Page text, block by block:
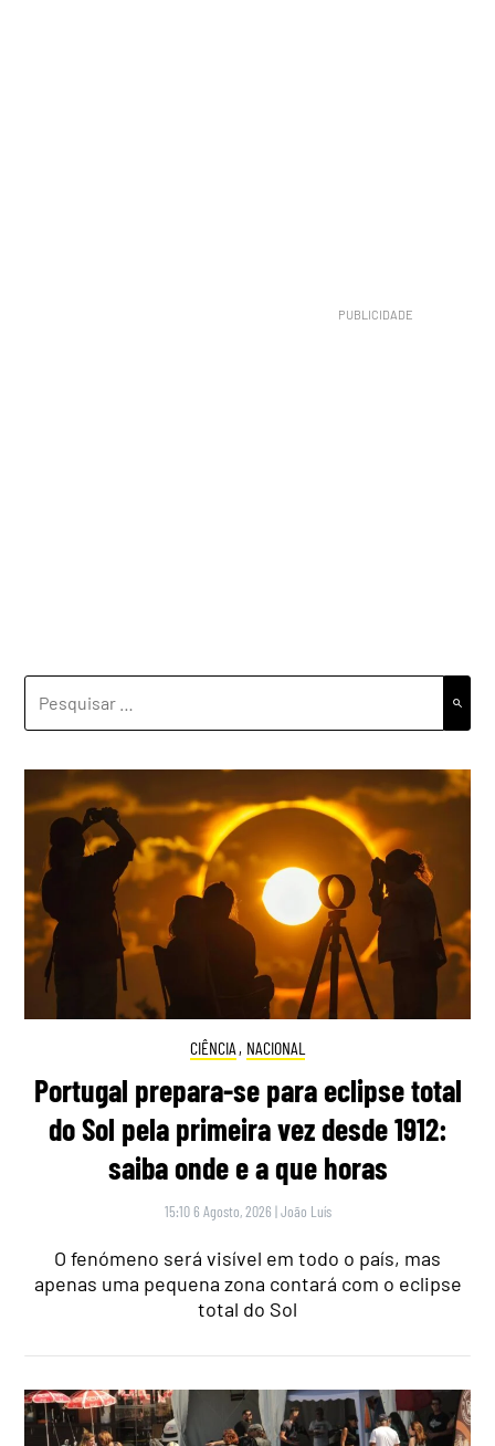
POR:
CIÊNCIA , NACIONAL
Portugal prepara-se para eclipse total
do Sol pela primeira vez desde 1912:
saiba onde e a que horas
15:10 6 Agosto, 2026 |João Luís
O fenómeno será visível em todo o país, mas
apenas uma pequena zona contará com o eclipse
total do Sol